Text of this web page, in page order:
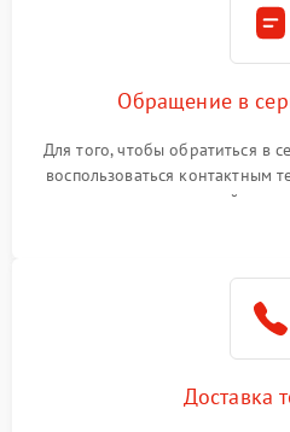
Обращение в
Для того, чтобы обратиться в
воспользоваться контактным
или оставить свой
Доставка